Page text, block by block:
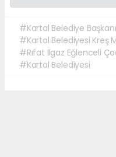
#Kartal Belediye
#Kartal Belediyesi Kreş
#Rıfat Ilgaz Eğlenceli
#Kartal Belediyesi